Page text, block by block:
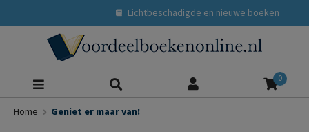
Lichtbeschadigde en nieuwe boeken
0
Home Geniet er maar van!